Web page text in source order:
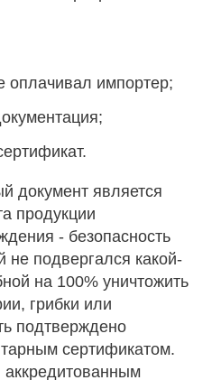
оплачивал импортер;
документ является
продукции
- безопасность
не подвергался какой-
на 100% уничтожить
грибки или
подтверждено
сертификатом.